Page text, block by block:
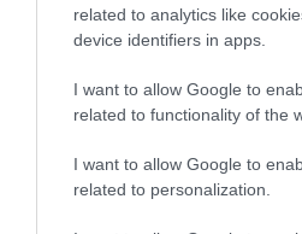
related to analytics like
device identifiers in apps.
I want to allow Google to
related to functionality of the
I want to allow Google to
related to personalization.